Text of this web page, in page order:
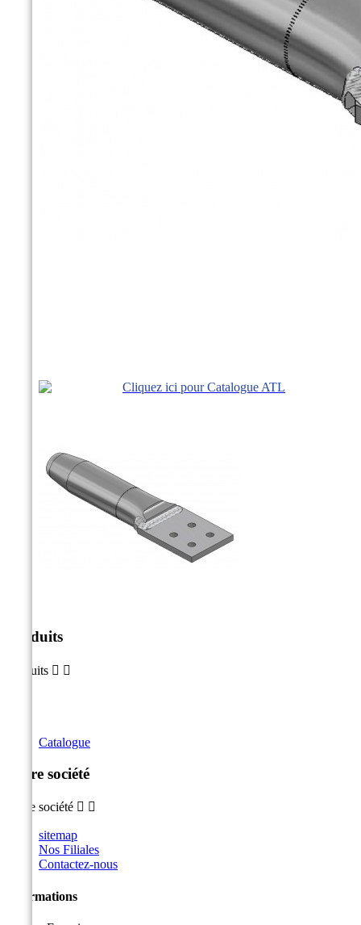
Cliquez ici pour Catalogue ATL
Produits
Produits  
Catalogue
Notre société
Notre société  
sitemap
Nos Filiales
Contactez-nous
Informations